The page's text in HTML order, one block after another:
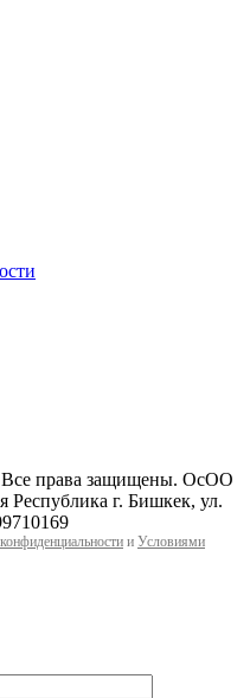
права защищены. ОсОО
Республика г. Бишкек, ул.
и Условиями